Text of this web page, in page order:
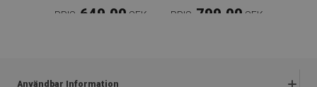
PRIS: 649.00 SEK PRIS: 799.00 SEK
Användbar Information